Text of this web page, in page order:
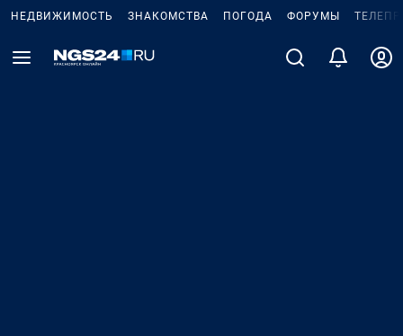
НЕДВИЖИМОСТЬ ЗНАКОМСТВА ПОГОДА ФОРУМЫ